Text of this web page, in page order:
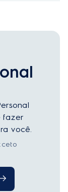
fazer
você.